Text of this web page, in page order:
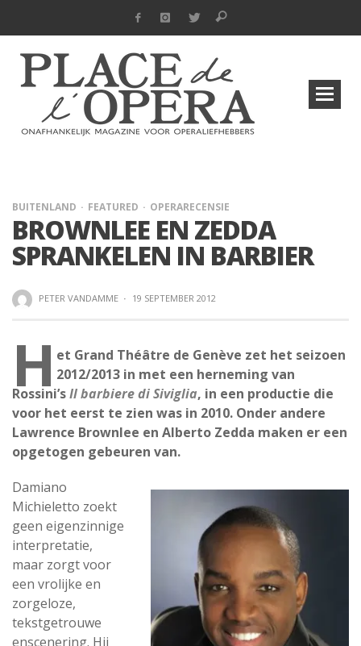
BUITENLAND FEATURED OPERARECENSIE
BROWNLEE EN ZEDDA
SPRANKELEN IN BARBIER
PETER VANDAMME · 19 SEPTEMBER 2012
H et Grand Théâtre de Genève zet het seizoen
2012/2013 in met een herneming van
Rossini’sIl barbiere di Siviglia, in een productie die
voor het eerst te zien was in 2010. Onder andere
Lawrence Brownlee en Alberto Zedda maken er een
opgetogen gebeuren van.
Damiano
Michieletto zoekt
geen eigenzinnige
interpretatie,
maar zorgt voor
een vrolijke en
zorgeloze,
tekstgetrouwe
enscenering. Hij